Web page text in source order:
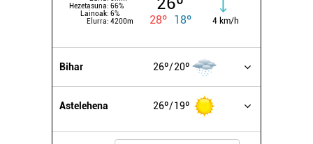
Hezetasuna: 66%
Lainoak: 6%
Elurra: 4200m 28º 18º 4 km/h
Bihar 26º 20º
Astelehena 26º 19º